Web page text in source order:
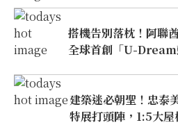
搭機告別落枕！阿聯
全球首創「U-Dream
建築迷必朝聖！忠泰
特展打頭陣，1:5大